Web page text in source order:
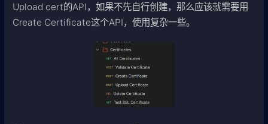
Upload cert的API，如果不先自行创建，那么应该就需要用
Create Certificate这个API，使用复杂一些。